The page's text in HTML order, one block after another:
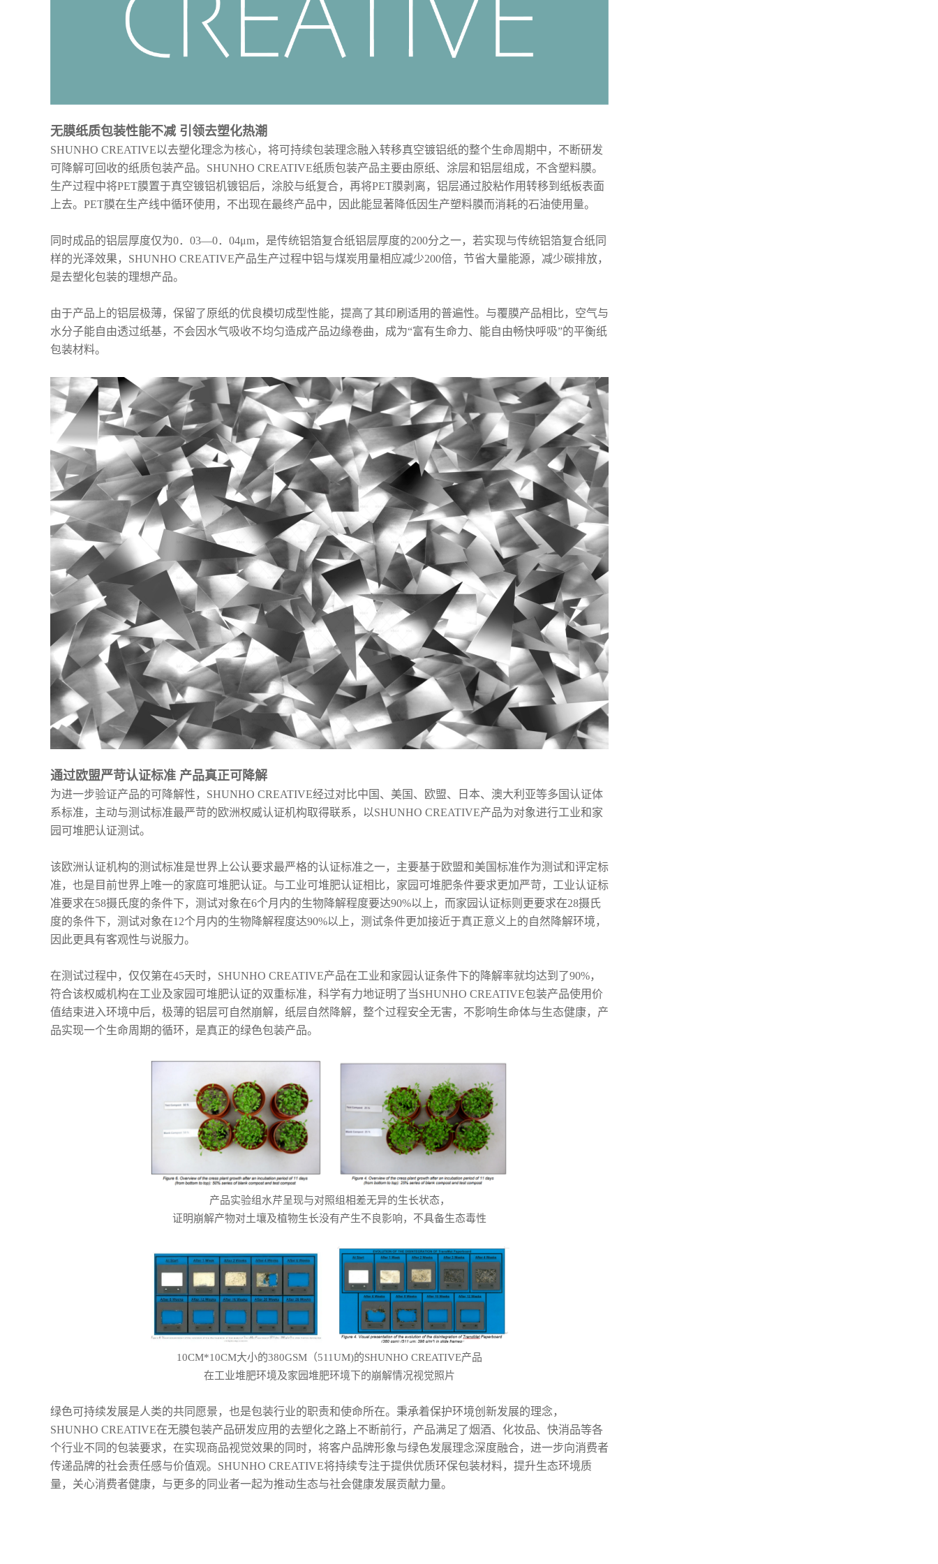
无膜纸质包装性能不减 引领去塑化热潮
SHUNHO CREATIVE以去塑化理念为核心，将可持续包装理念融入转移真空镀铝纸的整个生命周期中，不断研发
可降解可回收的纸质包装产品。SHUNHO CREATIVE纸质包装产品主要由原纸、涂层和铝层组成，不含塑料膜。
生产过程中将PET膜置于真空镀铝机镀铝后，涂胶与纸复合，再将PET膜剥离，铝层通过胶粘作用转移到纸板表面
上去。PET膜在生产线中循环使用，不出现在最终产品中，因此能显著降低因生产塑料膜而消耗的石油使用量。
同时成品的铝层厚度仅为0．03—0．04μm，是传统铝箔复合纸铝层厚度的200分之一，若实现与传统铝箔复合纸同
样的光泽效果，SHUNHO CREATIVE产品生产过程中铝与煤炭用量相应减少200倍，节省大量能源，减少碳排放，
是去塑化包装的理想产品。
由于产品上的铝层极薄，保留了原纸的优良模切成型性能，提高了其印刷适用的普遍性。与覆膜产品相比，空气与
水分子能自由透过纸基，不会因水气吸收不均匀造成产品边缘卷曲，成为“富有生命力、能自由畅快呼吸”的平衡纸
包装材料。
通过欧盟严苛认证标准 产品真正可降解
为进一步验证产品的可降解性，SHUNHO CREATIVE经过对比中国、美国、欧盟、日本、澳大利亚等多国认证体
系标准，主动与测试标准最严苛的欧洲权威认证机构取得联系，以SHUNHO CREATIVE产品为对象进行工业和家
园可堆肥认证测试。
该欧洲认证机构的测试标准是世界上公认要求最严格的认证标准之一，主要基于欧盟和美国标准作为测试和评定标
准，也是目前世界上唯一的家庭可堆肥认证。与工业可堆肥认证相比，家园可堆肥条件要求更加严苛，工业认证标
准要求在58摄氏度的条件下，测试对象在6个月内的生物降解程度要达90%以上，而家园认证标则更要求在28摄氏
度的条件下，测试对象在12个月内的生物降解程度达90%以上，测试条件更加接近于真正意义上的自然降解环境，
因此更具有客观性与说服力。
在测试过程中，仅仅第在45天时，SHUNHO CREATIVE产品在工业和家园认证条件下的降解率就均达到了90%，
符合该权威机构在工业及家园可堆肥认证的双重标准，科学有力地证明了当SHUNHO CREATIVE包装产品使用价
值结束进入环境中后，极薄的铝层可自然崩解，纸层自然降解，整个过程安全无害，不影响生命体与生态健康，产
品实现一个生命周期的循环，是真正的绿色包装产品。
产品实验组水芹呈现与对照组相差无异的生长状态，
证明崩解产物对土壤及植物生长没有产生不良影响，不具备生态毒性
10CM*10CM大小的380GSM（511UM)的SHUNHO CREATIVE产品
在工业堆肥环境及家园堆肥环境下的崩解情况视觉照片
绿色可持续发展是人类的共同愿景，也是包装行业的职责和使命所在。秉承着保护环境创新发展的理念，
SHUNHO CREATIVE在无膜包装产品研发应用的去塑化之路上不断前行，产品满足了烟酒、化妆品、快消品等各
个行业不同的包装要求，在实现商品视觉效果的同时，将客户品牌形象与绿色发展理念深度融合，进一步向消费者
传递品牌的社会责任感与价值观。SHUNHO CREATIVE将持续专注于提供优质环保包装材料，提升生态环境质
量，关心消费者健康，与更多的同业者一起为推动生态与社会健康发展贡献力量。